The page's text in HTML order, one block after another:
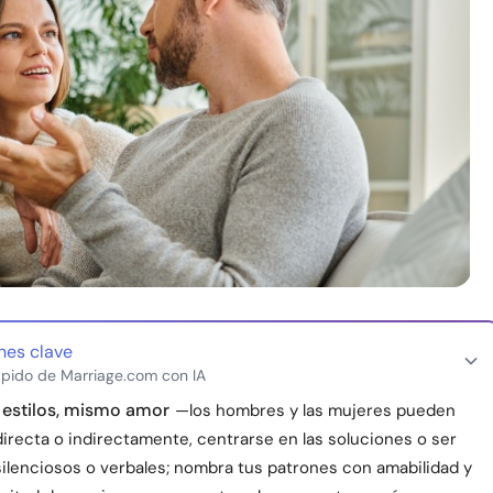
clave
de Marriage.com con IA
mismo amor —los hombres y las mujeres pueden
o indirectamente, centrarse en las soluciones o ser
o verbales; nombra tus patrones con amabilidad y